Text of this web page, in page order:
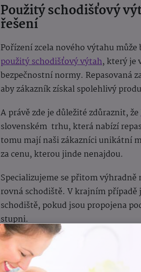
Použitý schodišťový
řešení
Pořízení zcela nového výtahu
použitý schodišťový výtah, který je
bezpečnostní normy. Repasovaná
aby zákazník získal spolehlivý
A právě zde je důležité zdůraznit, že
slovenském trhu, která nabízí
tomu mají naši zákazníci unikátní
za cenu, kterou jinde nenajdou.
Specializujeme se přitom
rovná schodiště. V krajním
schodiště, pokud jsou propojena
stupni.
Montáž
Mnoho zákazníků se obává, že